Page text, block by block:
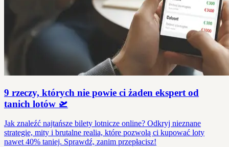
9 rzeczy, których nie powie ci żaden ekspert od
tanich lotów 🛫
Jak znaleźć najtańsze bilety lotnicze online? Odkryj nieznane
strategie, mity i brutalne realia, które pozwolą ci kupować loty
nawet 40% taniej. Sprawdź, zanim przepłacisz!